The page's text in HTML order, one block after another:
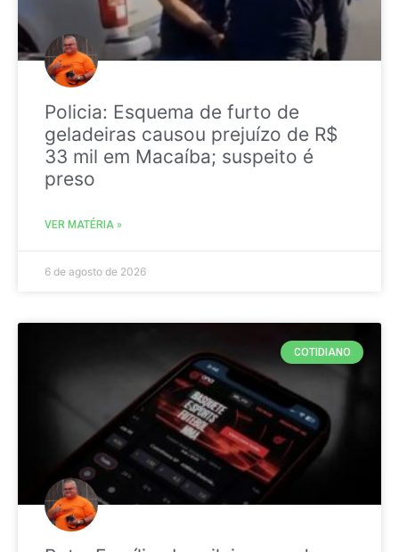
Policia: Esquema de furto de
geladeiras causou prejuízo de R$
33 mil em Macaíba; suspeito é
preso
VER MATÉRIA »
6 de agosto de 2026
COTIDIANO